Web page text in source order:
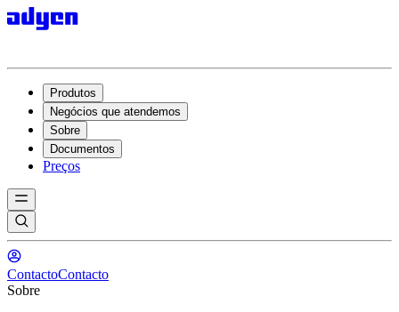
Produtos
Negócios que atendemos
Sobre
Documentos
Preços
ContactoContacto
Sobre